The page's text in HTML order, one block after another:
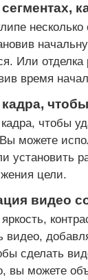
Или
время
чтобы
можете
установить
цели.
видео
видео,
сделать
вы можете